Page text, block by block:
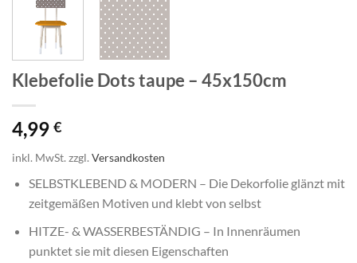
Klebefolie Dots taupe – 45x150cm
4,99 €
inkl. MwSt. zzgl. Versandkosten
SELBSTKLEBEND & MODERN – Die Dekorfolie glänzt mit
zeitgemäßen Motiven und klebt von selbst
HITZE- & WASSERBESTÄNDIG – In Innenräumen
punktet sie mit diesen Eigenschaften